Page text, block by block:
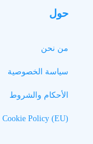
حول
من نحن
سياسة الخصوصية
الأحكام والشروط
Cookie Policy (EU)